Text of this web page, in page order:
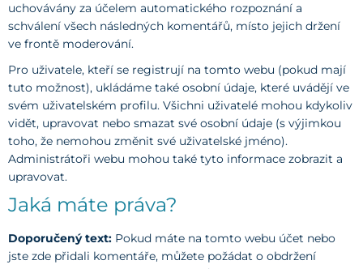
uchovávány za účelem automatického rozpoznání a
schválení všech následných komentářů, místo jejich držení
ve frontě moderování.
Pro uživatele, kteří se registrují na tomto webu (pokud mají
tuto možnost), ukládáme také osobní údaje, které uvádějí ve
svém uživatelském profilu. Všichni uživatelé mohou kdykoliv
vidět, upravovat nebo smazat své osobní údaje (s výjimkou
toho, že nemohou změnit své uživatelské jméno).
Administrátoři webu mohou také tyto informace zobrazit a
upravovat.
Jaká máte práva?
Doporučený text: Pokud máte na tomto webu účet nebo
jste zde přidali komentáře, můžete požádat o obdržení